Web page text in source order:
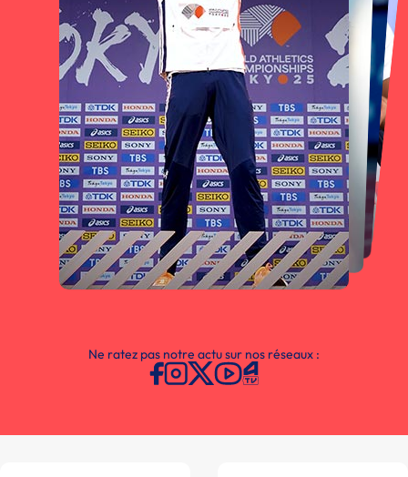
Ne ratez pas notre actu sur nos réseaux :